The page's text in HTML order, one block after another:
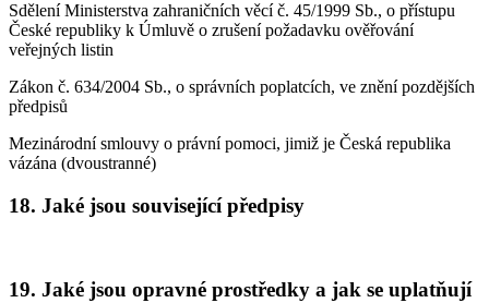
Sdělení Ministerstva zahraničních věcí č. 45/1999 Sb., o přístupu
České republiky k Úmluvě o zrušení požadavku ověřování
veřejných listin
Zákon č. 634/2004 Sb., o správních poplatcích, ve znění pozdějších
předpisů
Mezinárodní smlouvy o právní pomoci, jimiž je Česká republika
vázána (dvoustranné)
18. Jaké jsou související předpisy
19. Jaké jsou opravné prostředky a jak se uplatňují